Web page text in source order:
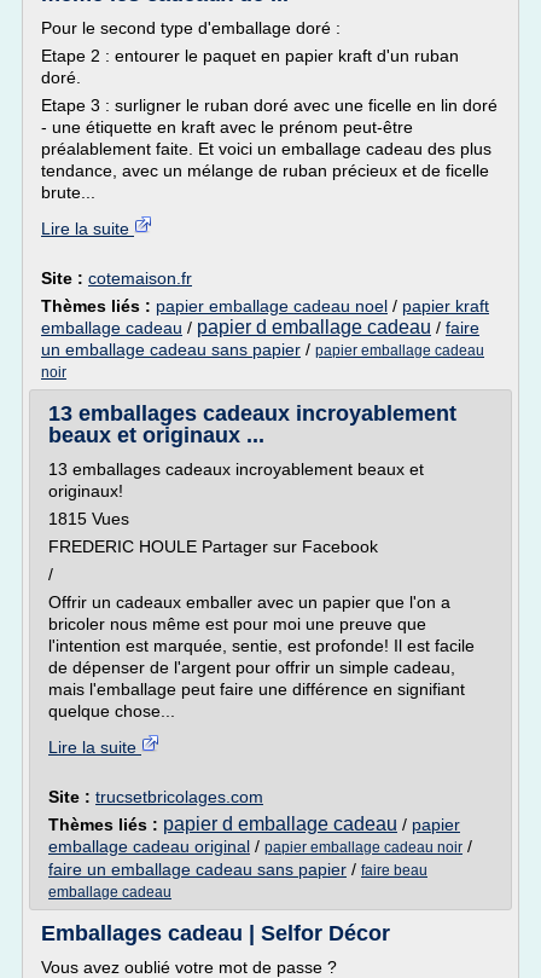
Pour le second type d'emballage doré :
Etape 2 : entourer le paquet en papier kraft d'un ruban
doré.
Etape 3 : surligner le ruban doré avec une ficelle en lin doré
- une étiquette en kraft avec le prénom peut-être
préalablement faite. Et voici un emballage cadeau des plus
tendance, avec un mélange de ruban précieux et de ficelle
brute...
Lire la suite
Site : cotemaison.fr
Thèmes liés : papier emballage cadeau noel / papier kraft
emballage cadeau / papier d emballage cadeau / faire
un emballage cadeau sans papier / papier emballage cadeau
noir
13 emballages cadeaux incroyablement
beaux et originaux ...
13 emballages cadeaux incroyablement beaux et
originaux!
1815 Vues
FREDERIC HOULE Partager sur Facebook
/
Offrir un cadeaux emballer avec un papier que l'on a
bricoler nous même est pour moi une preuve que
l'intention est marquée, sentie, est profonde! Il est facile
de dépenser de l'argent pour offrir un simple cadeau,
mais l'emballage peut faire une différence en signifiant
quelque chose...
Lire la suite
Site : trucsetbricolages.com
Thèmes liés : papier d emballage cadeau / papier
emballage cadeau original / papier emballage cadeau noir /
faire un emballage cadeau sans papier / faire beau
emballage cadeau
Emballages cadeau | Selfor Décor
Vous avez oublié votre mot de passe ?